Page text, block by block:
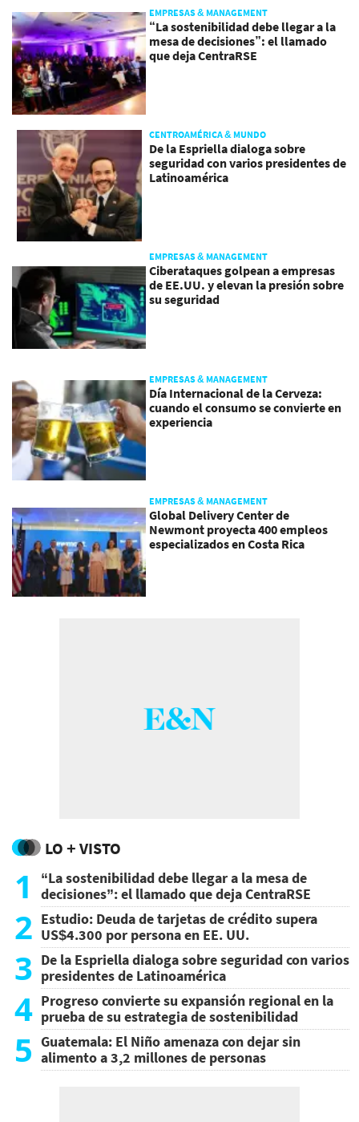
EMPRESAS & MANAGEMENT
“La sostenibilidad debe llegar a la
mesa de decisiones”: el llamado
que deja CentraRSE
CENTROAMÉRICA & MUNDO
De la Espriella dialoga sobre
seguridad con varios presidentes de
Latinoamérica
EMPRESAS & MANAGEMENT
Ciberataques golpean a empresas
de EE.UU. y elevan la presión sobre
su seguridad
EMPRESAS & MANAGEMENT
Día Internacional de la Cerveza:
cuando el consumo se convierte en
experiencia
EMPRESAS & MANAGEMENT
Global Delivery Center de
Newmont proyecta 400 empleos
especializados en Costa Rica
LO + VISTO
1
“La sostenibilidad debe llegar a la mesa de
decisiones”: el llamado que deja CentraRSE
2 Estudio: Deuda de tarjetas de crédito supera
US$4.300 por persona en EE. UU.
3 De la Espriella dialoga sobre seguridad con varios
presidentes de Latinoamérica
4 Progreso convierte su expansión regional en la
prueba de su estrategia de sostenibilidad
5 Guatemala: El Niño amenaza con dejar sin
alimento a 3,2 millones de personas